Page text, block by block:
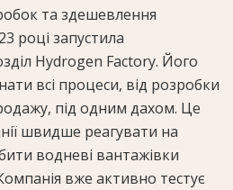
та здешевлення
році запустила
Hydrogen Factory. Його
всі процеси, від розробки
під одним дахом. Це
швидше реагувати на
водневі вантажівки
вже активно тестує